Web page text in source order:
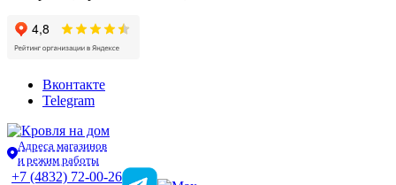
Вконтакте
Telegram
Адреса магазинов
и режим работы
+7 (4832) 72-00-26